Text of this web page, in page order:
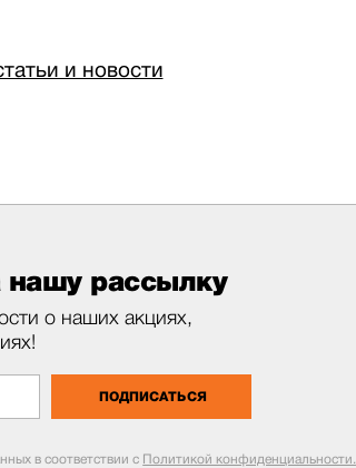
и новости
рассылку
о наших акциях,
ПОДПИСАТЬСЯ
в соответствии с Политикой конфиденциальности.